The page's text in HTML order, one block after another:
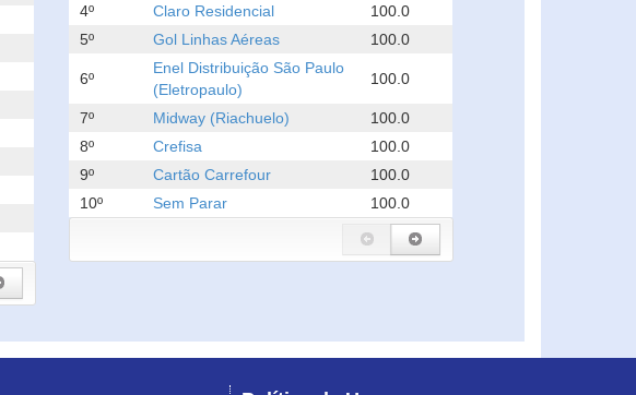
4º
Claro Residencial
100.0
5º
Gol Linhas Aéreas 100.0
6º
Enel Distribuição São Paulo
(Eletropaulo)
100.0
7º Midway (Riachuelo)
100.0
8º
Crefisa
100.0
9º
Cartão Carrefour
100.0
10º
Sem Parar 100.0